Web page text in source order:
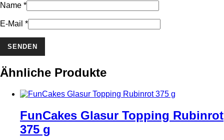
Name *
E-Mail *
Ähnliche Produkte
FunCakes Glasur Topping Rubinrot
375 g